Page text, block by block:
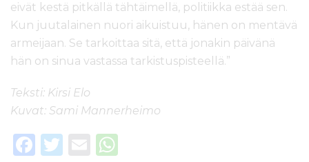
eivät kestä pitkällä tähtäimellä, politiikka estää sen.
Kun juutalainen nuori aikuistuu, hänen on mentävä
armeijaan. Se tarkoittaa sitä, että jonakin päivänä
hän on sinua vastassa tarkistuspisteellä.”
Teksti: Kirsi Elo
Kuvat: Sami Mannerheimo
F
T
E